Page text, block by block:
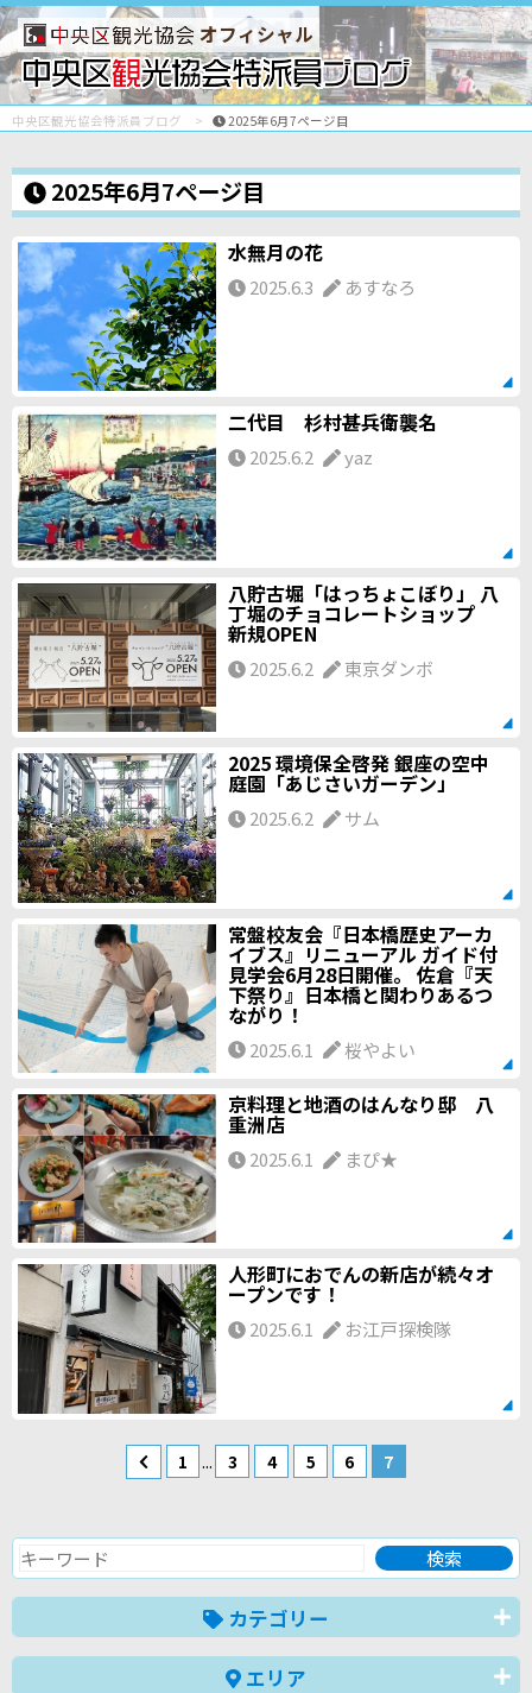
オフィシャル
中央区観光協会特派員ブログ 2025年6月7ページ目
2025年6月7ページ目
水無月の花
2025.6.3 あすなろ
二代目 杉村甚兵衛襲名
2025.6.2 yaz
八貯古堀「はっちょこぼり」 八
丁堀のチョコレートショップ
新規OPEN
2025.6.2 東京ダンボ
2025 環境保全啓発 銀座の空中
庭園「あじさいガーデン」
2025.6.2 サム
常盤校友会『日本橋歴史アーカ
イブス』リニューアル ガイド付
見学会6月28日開催。 佐倉『天
下祭り』日本橋と関わりあるつ
ながり！
2025.6.1 桜やよい
京料理と地酒のはんなり邸 八
重洲店
2025.6.1 まぴ★
人形町におでんの新店が続々オ
ープンです！
2025.6.1 お江戸探検隊
1 ... 3 4 5 6 7
カテゴリー
エリア